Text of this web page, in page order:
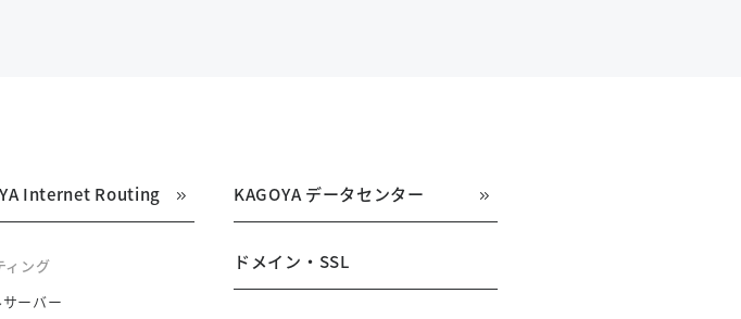
Internet Routing
ィング
ーバー
KAGOYA データセンター
ドメイン・SSL